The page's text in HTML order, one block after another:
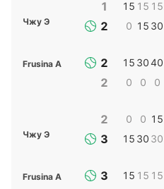
Чжу Э
1
2
15
0
15
15
15
30
Frusina А
2
2
15
0
30
0
40
0
Чжу Э
2
3
0
15
0
30
15
30
Frusina А
3
15 15 15